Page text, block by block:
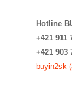
Hotline
+421 911
+421 903
buyin2sk